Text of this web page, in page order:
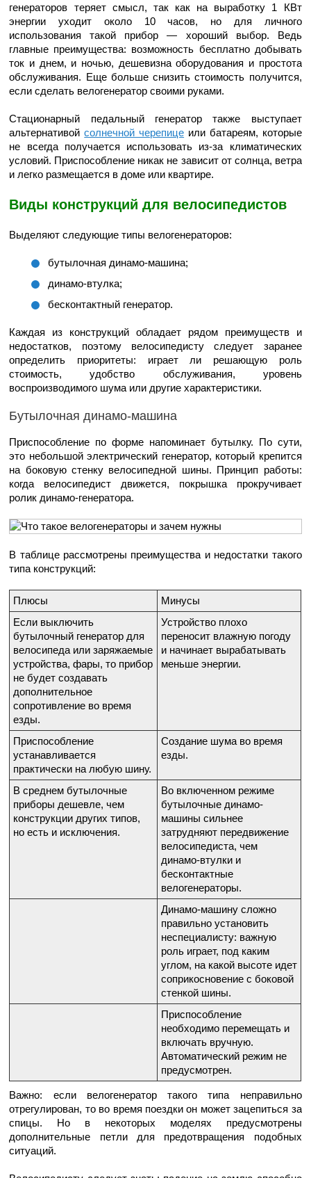
генераторов теряет смысл, так как на выработку 1 КВт
энергии уходит около 10 часов, но для личного
использования такой прибор — хороший выбор. Ведь
главные преимущества: возможность бесплатно добывать
ток и днем, и ночью, дешевизна оборудования и простота
обслуживания. Еще больше снизить стоимость получится,
если сделать велогенератор своими руками.
Стационарный педальный генератор также выступает
альтернативойсолнечной черепице или батареям, которые
не всегда получается использовать из-за климатических
условий. Приспособление никак не зависит от солнца, ветра
и легко размещается в доме или квартире.
Виды конструкций для велосипедистов
Выделяют следующие типы велогенераторов:
бутылочная динамо-машина;
динамо-втулка;
бесконтактный генератор.
Каждая из конструкций обладает рядом преимуществ и
недостатков, поэтому велосипедисту следует заранее
определить приоритеты: играет ли решающую роль
стоимость, удобство обслуживания, уровень
воспроизводимого шума или другие характеристики.
Бутылочная динамо-машина
Приспособление по форме напоминает бутылку. По сути,
это небольшой электрический генератор, который крепится
на боковую стенку велосипедной шины. Принцип работы:
когда велосипедист движется, покрышка прокручивает
ролик динамо-генератора.
В таблице рассмотрены преимущества и недостатки такого
типа конструкций:
Плюсы
Минусы
Если выключить
бутылочный генератор для
велосипеда или заряжаемые
устройства, фары, то прибор
не будет создавать
дополнительное
сопротивление во время
езды.
Устройство плохо
переносит влажную погоду
и начинает вырабатывать
меньше энергии.
Приспособление
устанавливается
практически на любую шину.
Создание шума во время
езды.
В среднем бутылочные
приборы дешевле, чем
конструкции других типов,
но есть и исключения.
Во включенном режиме
бутылочные динамо-
машины сильнее
затрудняют передвижение
велосипедиста, чем
динамо-втулки и
бесконтактные
велогенераторы.
Динамо-машину сложно
правильно установить
неспециалисту: важную
роль играет, под каким
углом, на какой высоте идет
соприкосновение с боковой
стенкой шины.
Приспособление
необходимо перемещать и
включать вручную.
Автоматический режим не
предусмотрен.
Важно: если велогенератор такого типа неправильно
отрегулирован, то во время поездки он может зацепиться за
спицы. Но в некоторых моделях предусмотрены
дополнительные петли для предотвращения подобных
ситуаций.